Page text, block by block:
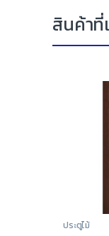
สินค้าที่
ประตูไม้